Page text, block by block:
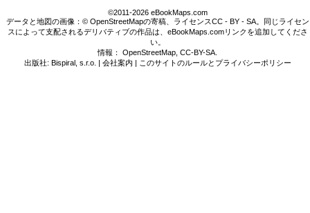
©2011-2026 eBookMaps.com
データと地図の画像：© OpenStreetMapの寄稿、ライセンスCC - BY - SA。同じライセン
スによって支配されるデリバティブの作品は、eBookMaps.comリンクを追加してくださ
い。
情報：OpenStreetMap ,CC-BY-SA
出版社: Bispiral, s.r.o. | 会社案内 | このサイトのルールとプライバシーポリシー